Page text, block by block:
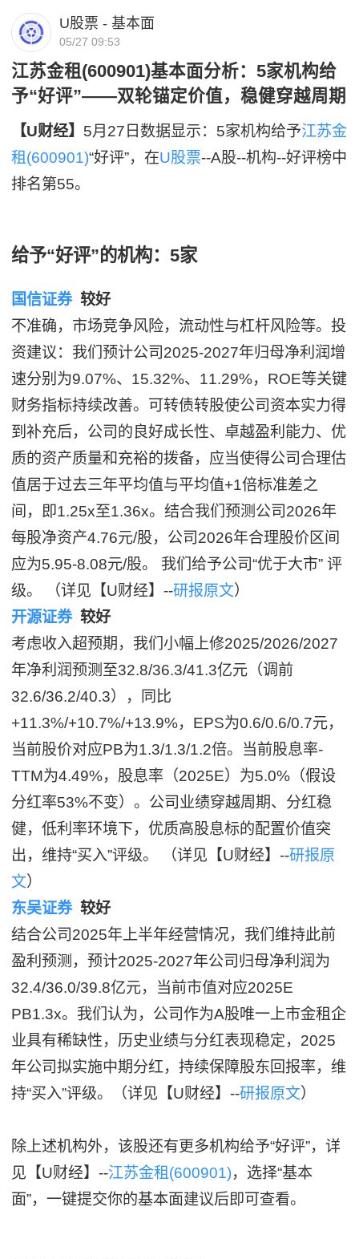
U股票 - 基本面
05/27 09:53
江苏金租(600901)基本面分析：5家机构给
予“好评”——双轮锚定价值，稳健穿越周期
【U财经】 5月27日数据显示：5家机构给予江苏金
租(600901)“好评”，在U股票--A股--机构--好评榜中
排名第55。
给予“好评”的机构：5家
国信证券较好
不准确，市场竞争风险，流动性与杠杆风险等。投
资建议：我们预计公司2025-2027年归母净利润增
速分别为9.07%、15.32%、11.29%，ROE等关键
财务指标持续改善。可转债转股使公司资本实力得
到补充后，公司的良好成长性、卓越盈利能力、优
质的资产质量和充裕的拨备，应当使得公司合理估
值居于过去三年平均值与平均值+1倍标准差之
间，即1.25x至1.36x。结合我们预测公司2026年
每股净资产4.76元/股，公司2026年合理股价区间
应为5.95-8.08元/股。 我们给予公司“优于大市” 评
级。 （详见【U财经】--研报原文）
开源证券较好
考虑收入超预期，我们小幅上修2025/2026/2027
年净利润预测至32.8/36.3/41.3亿元（调前
32.6/36.2/40.3），同比
+11.3%/+10.7%/+13.9%，EPS为0.6/0.6/0.7元，
当前股价对应PB为1.3/1.3/1.2倍。当前股息率-
TTM为4.49%，股息率（2025E）为5.0%（假设
分红率53%不变）。公司业绩穿越周期、分红稳
健，低利率环境下，优质高股息标的配置价值突
出，维持“买入”评级。 （详见【U财经】--研报原
文）
东吴证券较好
结合公司2025年上半年经营情况，我们维持此前
盈利预测，预计2025-2027年公司归母净利润为
32.4/36.0/39.8亿元，当前市值对应2025E
PB1.3x。我们认为，公司作为A股唯一上市金租企
业具有稀缺性，历史业绩与分红表现稳定，2025
年公司拟实施中期分红，持续保障股东回报率，维
持“买入”评级。（详见【U财经】--研报原文）
除上述机构外，该股还有更多机构给予“好评”，详
见【U财经】--江苏金租(600901)，选择“基本
面”，一键提交你的基本面建议后即可查看。